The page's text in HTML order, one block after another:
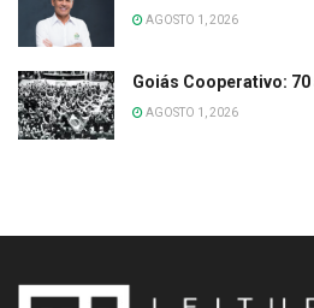
AGOSTO 1, 2026
Goiás Cooperativo: 70
AGOSTO 1, 2026